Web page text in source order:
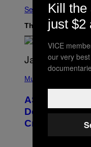
See All
The Latest
H
O
B
Y
M
Music
ASAP Rocky
Definitive
Creator’s
Kill the
just $2
VICE
our very